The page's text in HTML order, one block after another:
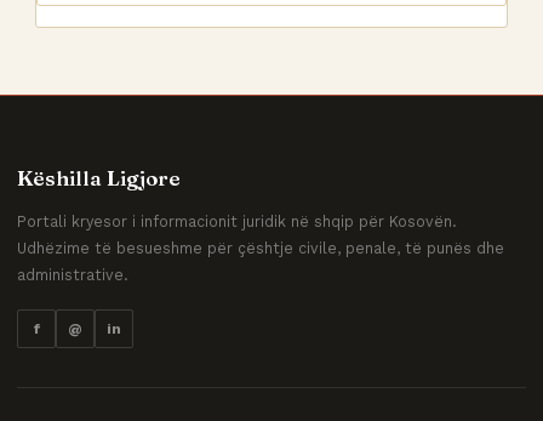
Këshilla Ligjore
Portali kryesor i informacionit juridik në shqip për Kosovën.
Udhëzime të besueshme për çështje civile, penale, të punës dhe
administrative.
f @ in